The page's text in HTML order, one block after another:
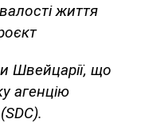
життя
Швейцарії, що
агенцію